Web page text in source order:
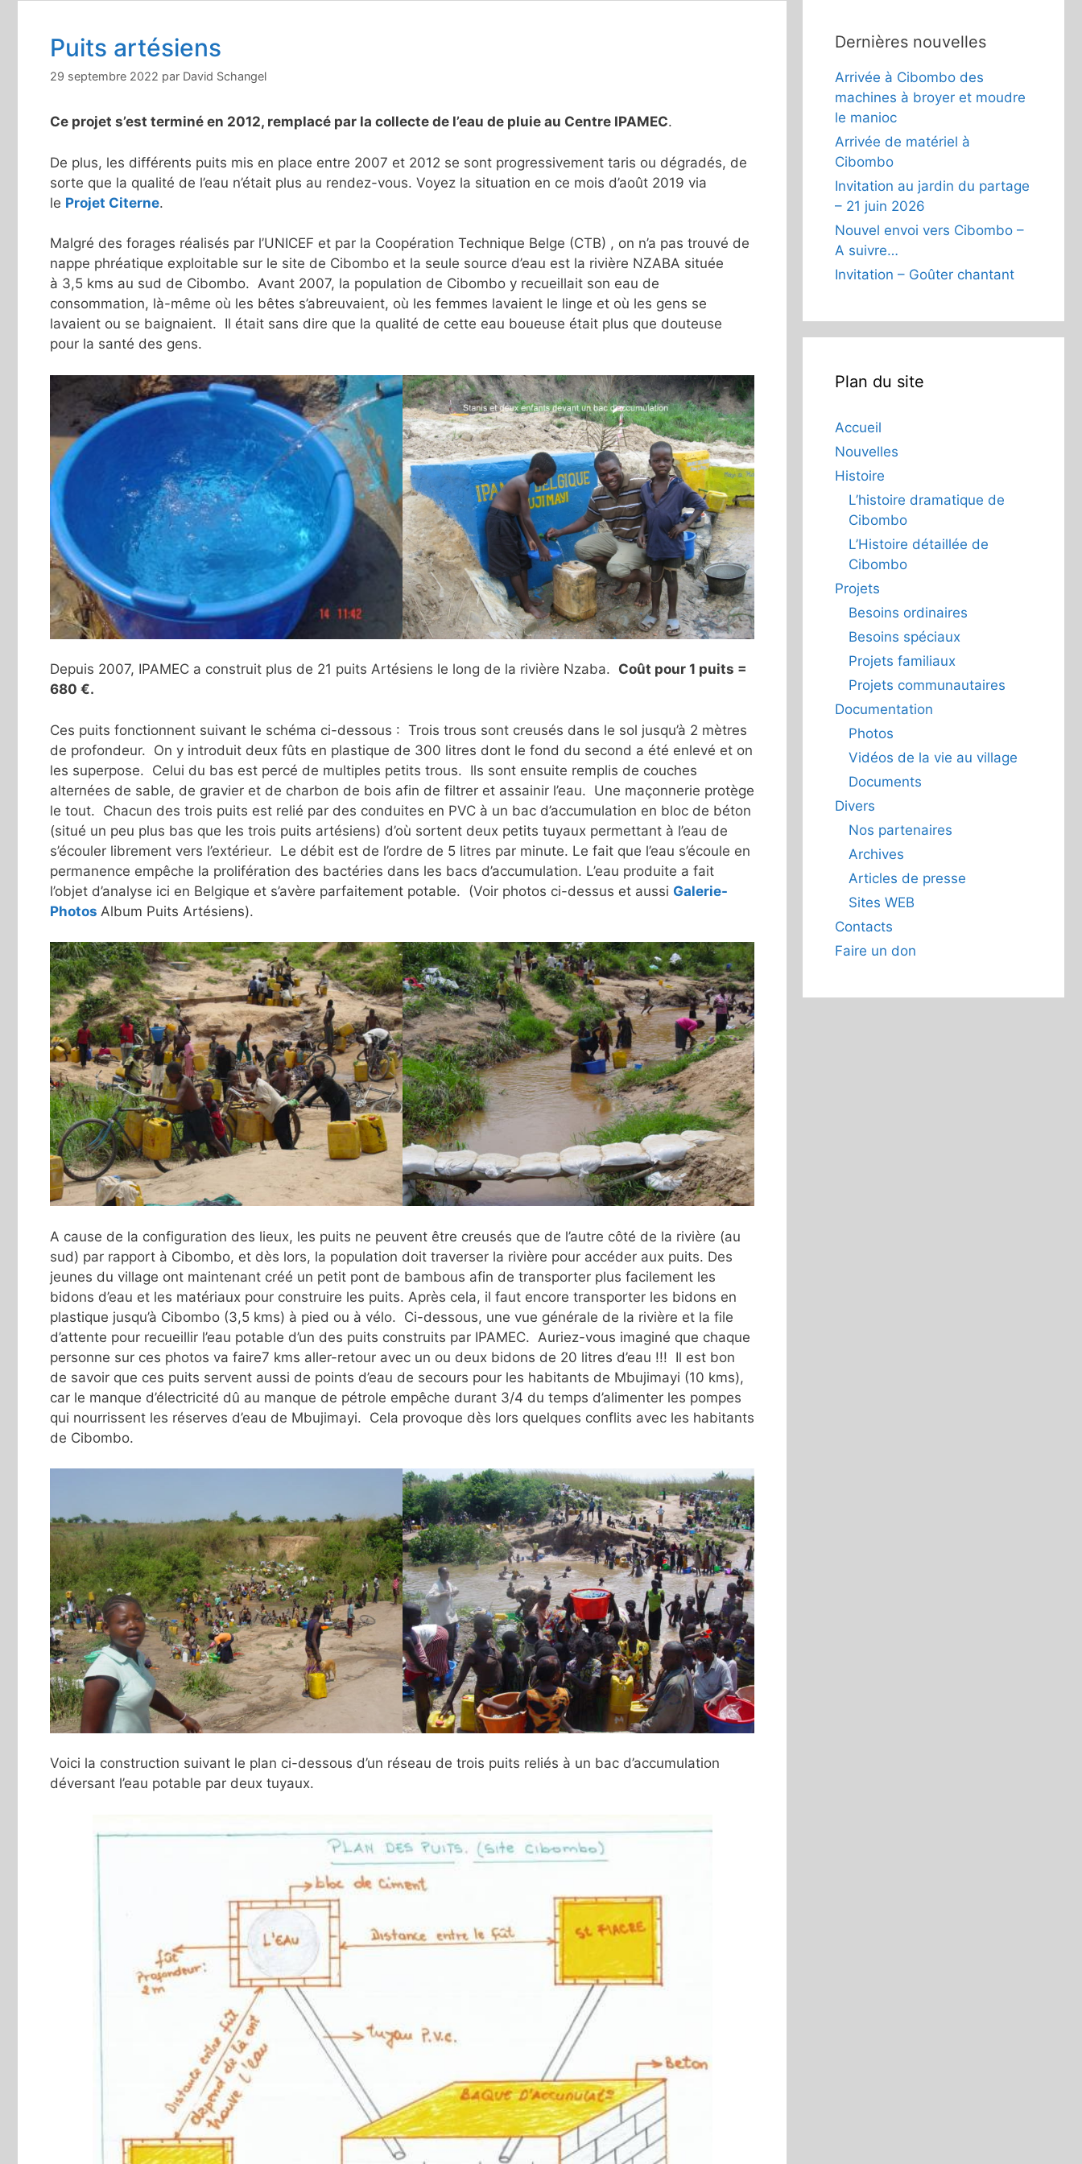
Puits artésiens
29 septembre 2022 par David Schangel
Ce projet s’est terminé en 2012, remplacé par la collecte de l’eau de pluie au Centre IPAMEC.
De plus, les différents puits mis en place entre 2007 et 2012 se sont progressivement taris ou dégradés, de
sorte que la qualité de l’eau n’était plus au rendez-vous. Voyez la situation en ce mois d’août 2019 via
le Projet Citerne.
Malgré des forages réalisés par l’UNICEF et par la Coopération Technique Belge (CTB) , on n’a pas trouvé de
nappe phréatique exploitable sur le site de Cibombo et la seule source d’eau est la rivière NZABA située
à 3,5 kms au sud de Cibombo. Avant 2007, la population de Cibombo y recueillait son eau de
consommation, là-même où les bêtes s’abreuvaient, où les femmes lavaient le linge et où les gens se
lavaient ou se baignaient. Il était sans dire que la qualité de cette eau boueuse était plus que douteuse
pour la santé des gens.
Depuis 2007, IPAMEC a construit plus de 21 puits Artésiens le long de la rivière Nzaba. Coût pour 1 puits =
680 €.
Ces puits fonctionnent suivant le schéma ci-dessous : Trois trous sont creusés dans le sol jusqu’à 2 mètres
de profondeur. On y introduit deux fûts en plastique de 300 litres dont le fond du second a été enlevé et on
les superpose. Celui du bas est percé de multiples petits trous. Ils sont ensuite remplis de couches
alternées de sable, de gravier et de charbon de bois afin de filtrer et assainir l’eau. Une maçonnerie protège
le tout. Chacun des trois puits est relié par des conduites en PVC à un bac d’accumulation en bloc de béton
(situé un peu plus bas que les trois puits artésiens) d’où sortent deux petits tuyaux permettant à l’eau de
s’écouler librement vers l’extérieur. Le débit est de l’ordre de 5 litres par minute. Le fait que l’eau s’écoule en
permanence empêche la prolifération des bactéries dans les bacs d’accumulation. L’eau produite a fait
l’objet d’analyse ici en Belgique et s’avère parfaitement potable. (Voir photos ci-dessus et aussi Galerie-
Photos Album Puits Artésiens).
A cause de la configuration des lieux, les puits ne peuvent être creusés que de l’autre côté de la rivière (au
sud) par rapport à Cibombo, et dès lors, la population doit traverser la rivière pour accéder aux puits. Des
jeunes du village ont maintenant créé un petit pont de bambous afin de transporter plus facilement les
bidons d’eau et les matériaux pour construire les puits. Après cela, il faut encore transporter les bidons en
plastique jusqu’à Cibombo (3,5 kms) à pied ou à vélo. Ci-dessous, une vue générale de la rivière et la file
d’attente pour recueillir l’eau potable d’un des puits construits par IPAMEC. Auriez-vous imaginé que chaque
personne sur ces photos va faire7 kms aller-retour avec un ou deux bidons de 20 litres d’eau !!! Il est bon
de savoir que ces puits servent aussi de points d’eau de secours pour les habitants de Mbujimayi (10 kms),
car le manque d’électricité dû au manque de pétrole empêche durant 3/4 du temps d’alimenter les pompes
qui nourrissent les réserves d’eau de Mbujimayi. Cela provoque dès lors quelques conflits avec les habitants
de Cibombo.
Voici la construction suivant le plan ci-dessous d’un réseau de trois puits reliés à un bac d’accumulation
déversant l’eau potable par deux tuyaux.
Dernières nouvelles
Arrivée à Cibombo des
machines à broyer et moudre
le manioc
Arrivée de matériel à
Cibombo
Invitation au jardin du partage
– 21 juin 2026
Nouvel envoi vers Cibombo –
A suivre…
Invitation – Goûter chantant
Plan du site
Accueil
Nouvelles
Histoire
L’histoire dramatique de
Cibombo
L’Histoire détaillée de
Cibombo
Projets
Besoins ordinaires
Besoins spéciaux
Projets familiaux
Projets communautaires
Documentation
Photos
Vidéos de la vie au village
Documents
Divers
Nos partenaires
Archives
Articles de presse
Sites WEB
Contacts
Faire un don